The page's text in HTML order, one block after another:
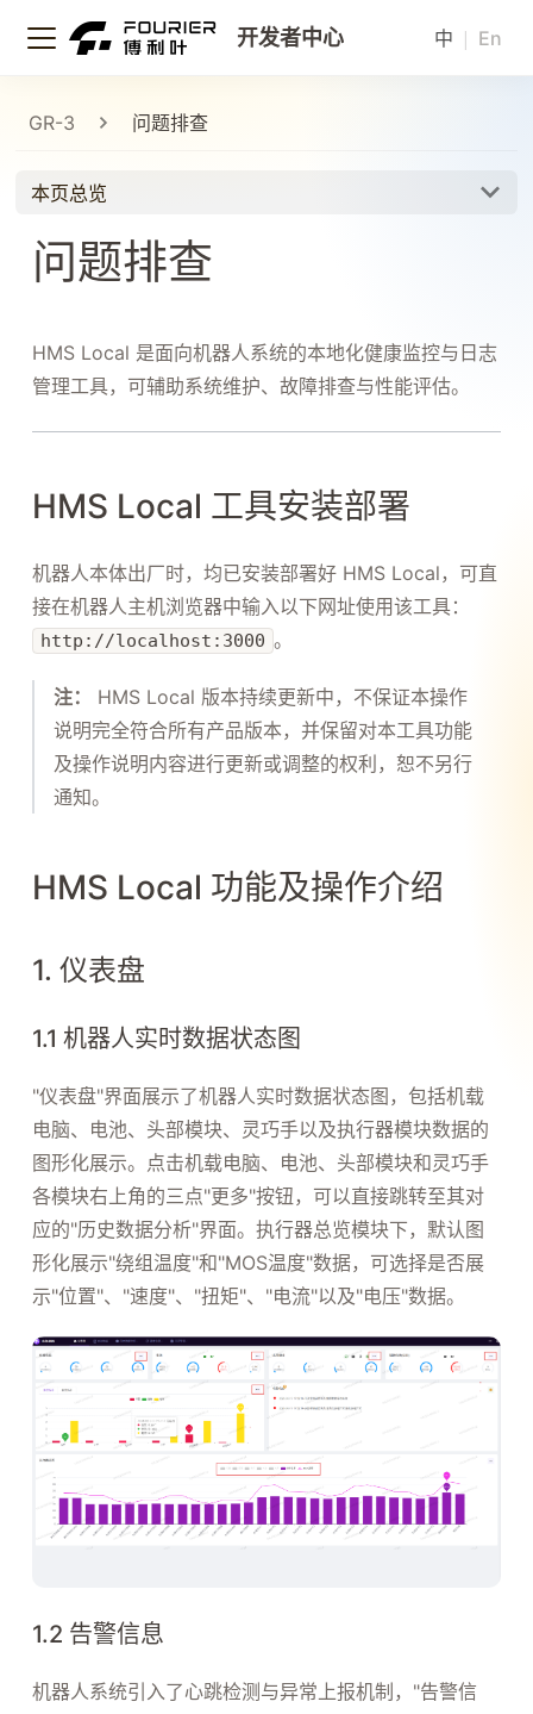
开发者中心 中 | En
GR-3 问题排查
本页总览
问题排查
HMS Local 是面向机器人系统的本地化健康监控与日志
管理工具，可辅助系统维护、故障排查与性能评估。
HMS Local 工具安装部署
机器人本体出厂时，均已安装部署好 HMS Local，可直
接在机器人主机浏览器中输入以下网址使用该工具：
http://localhost:3000 。
注：
HMS Local 版本持续更新中，不保证本操作
说明完全符合所有产品版本，并保留对本工具功能
及操作说明内容进行更新或调整的权利，恕不另行
通知。
HMS Local 功能及操作介绍
1. 仪表盘
1.1 机器人实时数据状态图
"仪表盘"界面展示了机器人实时数据状态图，包括机载
电脑、电池、头部模块、灵巧手以及执行器模块数据的
图形化展示。点击机载电脑、电池、头部模块和灵巧手
各模块右上角的三点"更多"按钮，可以直接跳转至其对
应的"历史数据分析"界面。执行器总览模块下，默认图
形化展示"绕组温度"和"MOS温度"数据，可选择是否展
示"位置"、"速度"、"扭矩"、"电流"以及"电压"数据。
1.2 告警信息
机器人系统引入了心跳检测与异常上报机制，"告警信